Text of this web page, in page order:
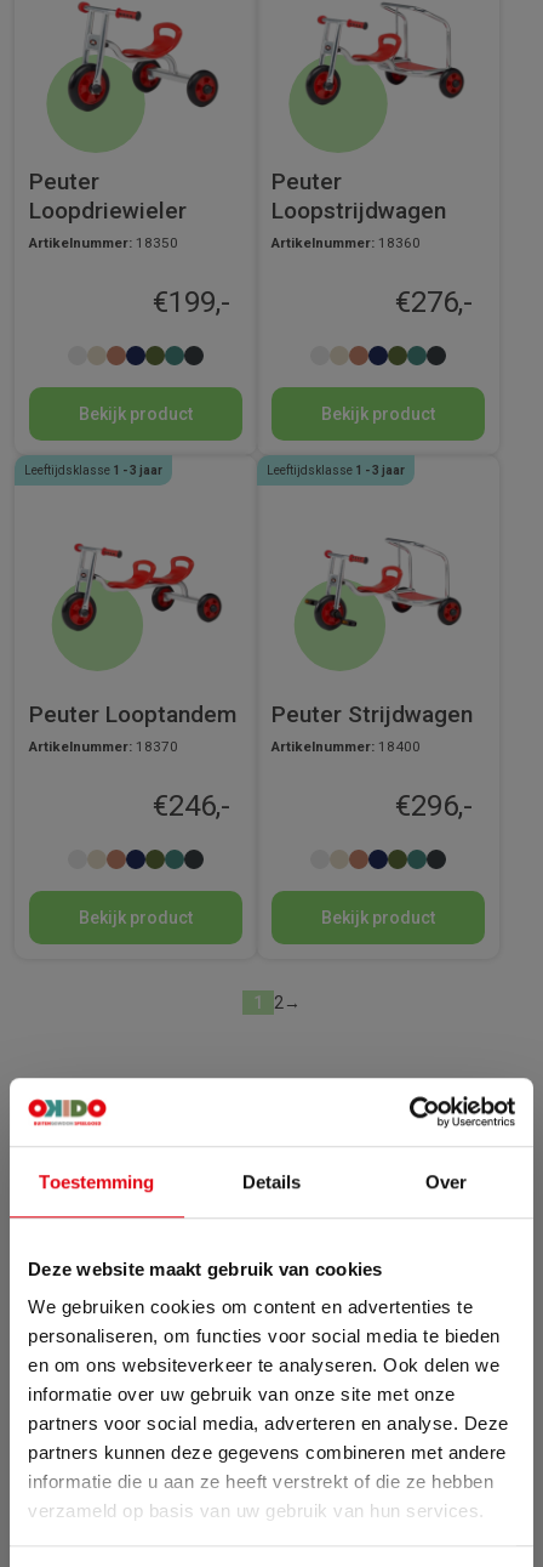
Toestemming Details Over
Deze website maakt gebruik van cookies
We gebruiken cookies om content en advertenties te
personaliseren, om functies voor social media te bieden
en om ons websiteverkeer te analyseren. Ook delen we
informatie over uw gebruik van onze site met onze
partners voor social media, adverteren en analyse. Deze
partners kunnen deze gegevens combineren met andere
informatie die u aan ze heeft verstrekt of die ze hebben
verzameld op basis van uw gebruik van hun services.
Zomervakantie
Peuter
Loopdriewieler
Artikelnummer: 18350
€199,-
Bekijk product
Peuter
Loopstrijdwagen
Artikelnummer: 18360
€276,-
Bekijk product
Leeftijdsklasse 1 - 3 jaar
Peuter Looptandem
Artikelnummer: 18370
€246,-
Bekijk product
Leeftijdsklasse 1 - 3 jaar
Peuter Strijdwagen
Artikelnummer: 18400
€296,-
Bekijk product
1 2→